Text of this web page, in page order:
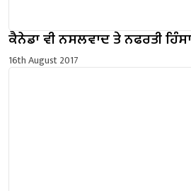
ਕੈਨੇਡਾ ਵੀ ਨਸਲਵਾਦ ਤੇ ਨਫਰਤੀ
16th August 2017